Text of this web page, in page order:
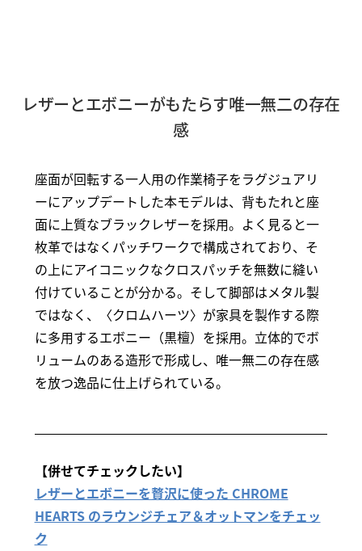
レザーとエボニーがもたらす唯一無二の存在
感
座面が回転する一人用の作業椅子をラグジュアリ
ーにアップデートした本モデルは、背もたれと座
面に上質なブラックレザーを採用。よく見ると一
枚革ではなくパッチワークで構成されており、そ
の上にアイコニックなクロスパッチを無数に縫い
付けていることが分かる。そして脚部はメタル製
ではなく、〈クロムハーツ〉が家具を製作する際
に多用するエボニー（黒檀）を採用。立体的でボ
リュームのある造形で形成し、唯一無二の存在感
を放つ逸品に仕上げられている。
【併せてチェックしたい】
レザーとエボニーを贅沢に使った CHROME
HEARTS のラウンジチェア＆オットマンをチェッ
ク